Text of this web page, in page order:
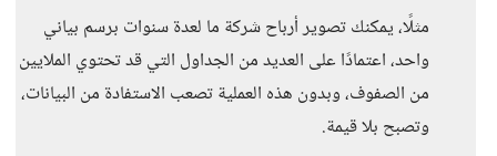
مثلًا، يمكنك تصوير أرباح شركة ما لعدة سنوات برسم بياني
واحد، اعتمادًا على العديد من الجداول التي قد تحتوي الملايين
من الصفوف، وبدون هذه العملية تصعب الاستفادة من البيانات،
وتصبح بلا قيمة.